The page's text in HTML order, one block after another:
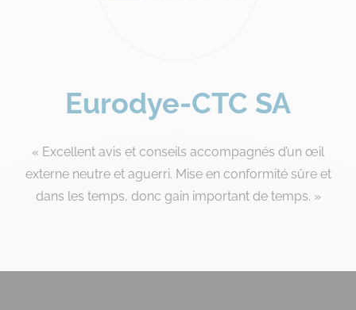
Eurodye-CTC SA
« Excellent avis et conseils accompagnés d’un œil
externe neutre et aguerri. Mise en conformité sûre et
dans les temps, donc gain important de temps. »